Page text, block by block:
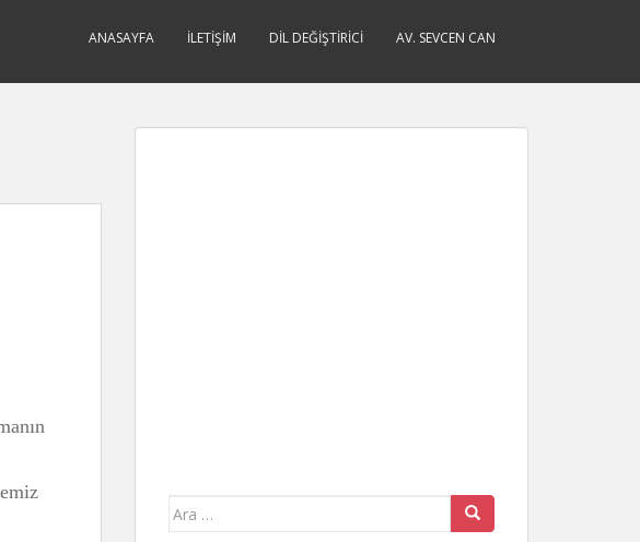
ANASAYFA İLETIŞIM DIL DEĞIŞTIRICI AV. SEVCEN CAN
Arama